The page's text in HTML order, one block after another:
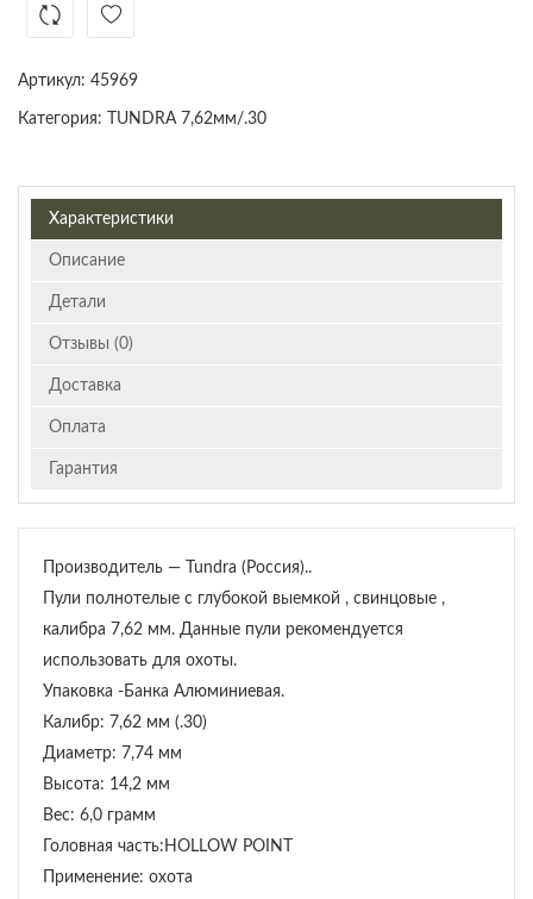
Артикул: 45969
Категория: TUNDRA 7,62мм/.30
Характеристики
Описание
Детали
Отзывы (0)
Доставка
Оплата
Гарантия
Производитель — Tundra (Россия)..
Пули полнотелые с глубокой выемкой , свинцовые ,
калибра 7,62 мм. Данные пули рекомендуется
использовать для охоты.
Упаковка -Банка Алюминиевая.
Калибр: 7,62 мм (.30)
Диаметр: 7,74 мм
Высота: 14,2 мм
Вес: 6,0 грамм
Головная часть:HOLLOW POINT
Применение: охота